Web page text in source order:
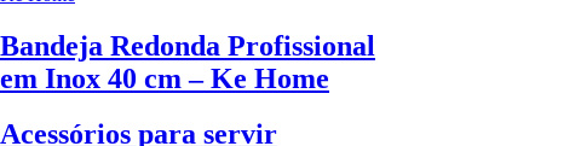
Bandeja Redonda Profissional
em Inox 40 cm – Ke Home
Acessórios para servir